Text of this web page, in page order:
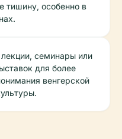
тишину, особенно в
семинары или
для более
венгерской